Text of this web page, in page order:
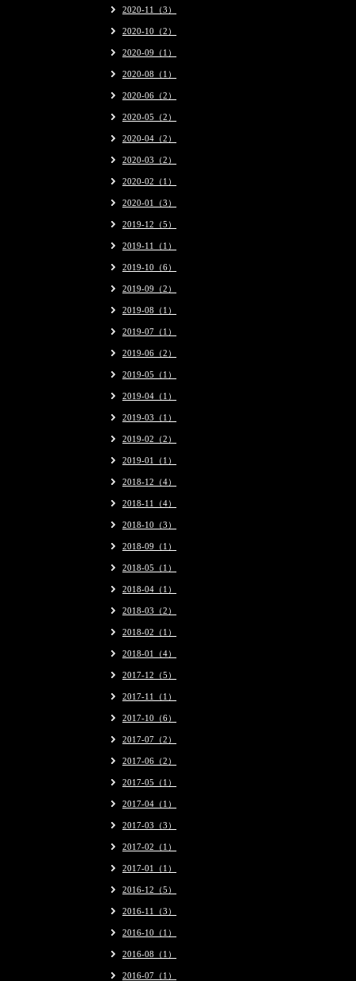
2020-11（3）
2020-10（2）
2020-09（1）
2020-08（1）
2020-06（2）
2020-05（2）
2020-04（2）
2020-03（2）
2020-02（1）
2020-01（3）
2019-12（5）
2019-11（1）
2019-10（6）
2019-09（2）
2019-08（1）
2019-07（1）
2019-06（2）
2019-05（1）
2019-04（1）
2019-03（1）
2019-02（2）
2019-01（1）
2018-12（4）
2018-11（4）
2018-10（3）
2018-09（1）
2018-05（1）
2018-04（1）
2018-03（2）
2018-02（1）
2018-01（4）
2017-12（5）
2017-11（1）
2017-10（6）
2017-07（2）
2017-06（2）
2017-05（1）
2017-04（1）
2017-03（3）
2017-02（1）
2017-01（1）
2016-12（5）
2016-11（3）
2016-10（1）
2016-08（1）
2016-07（1）